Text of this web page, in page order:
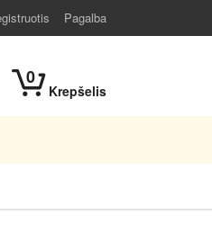
Pagalba
0
Krepšelis